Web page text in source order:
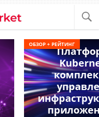
ОБЗОР + РЕЙТИНГ